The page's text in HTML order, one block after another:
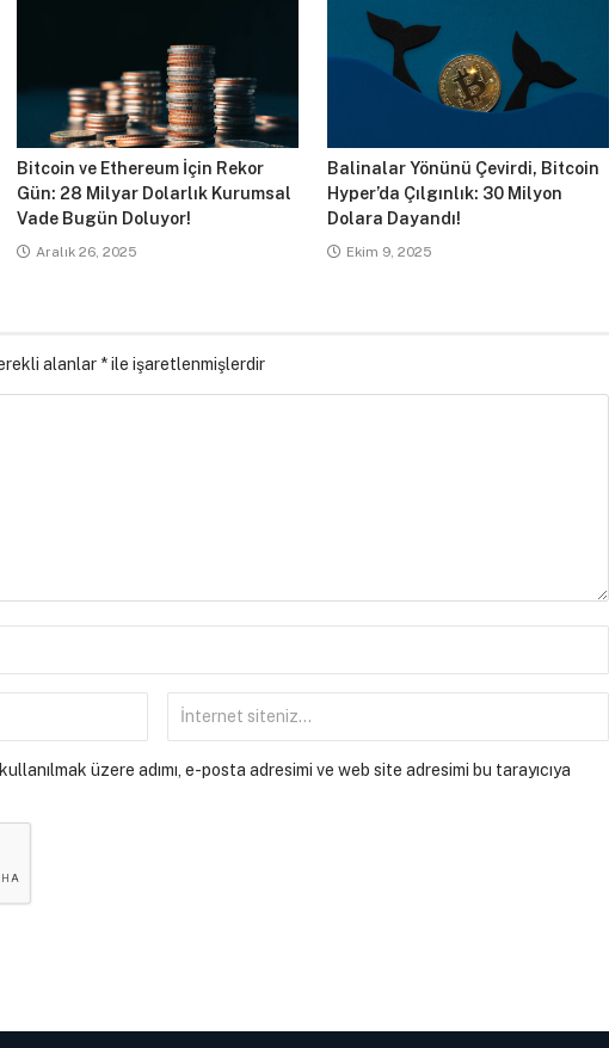
Bitcoin ve Ethereum İçin Rekor
Gün: 28 Milyar Dolarlık Kurumsal
Vade Bugün Doluyor!
Aralık 26, 2025
Balinalar Yönünü Çevirdi, Bitcoin
Hyper’da Çılgınlık: 30 Milyon
Dolara Dayandı!
Ekim 9, 2025
alanlar *ile işaretlenmişlerdir
üzere adımı, e-posta adresimi ve web site adresimi bu tarayıcıya